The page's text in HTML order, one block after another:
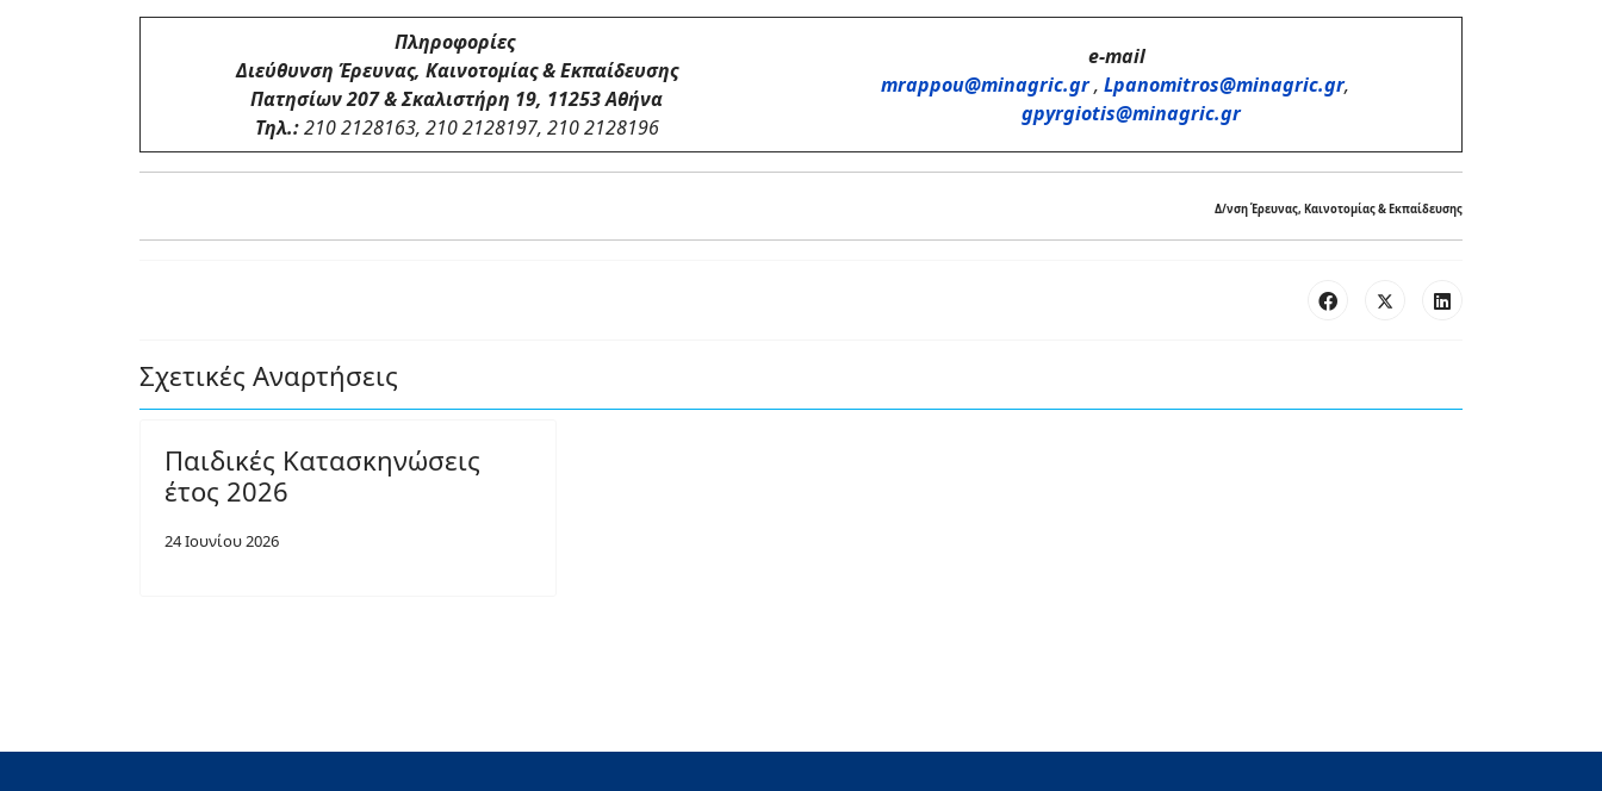
Πληροφορίες
Διεύθυνση Έρευνας, Καινοτομίας & Εκπαίδευσης
Πατησίων 207 & Σκαλιστήρη 19, 11253 Αθήνα
Τηλ.:210 2128163, 210 2128197, 210 2128196
e-mail
mrappou@minagric.gr, Lpanomitros@minagric.gr,
gpyrgiotis@minagric.gr
Δ/νσηΈρευνας, Καινοτομίας & Εκπαίδευσης
Σχετικές Αναρτήσεις
Παιδικές Κατασκηνώσεις
έτος 2026
24 Ιουνίου 2026